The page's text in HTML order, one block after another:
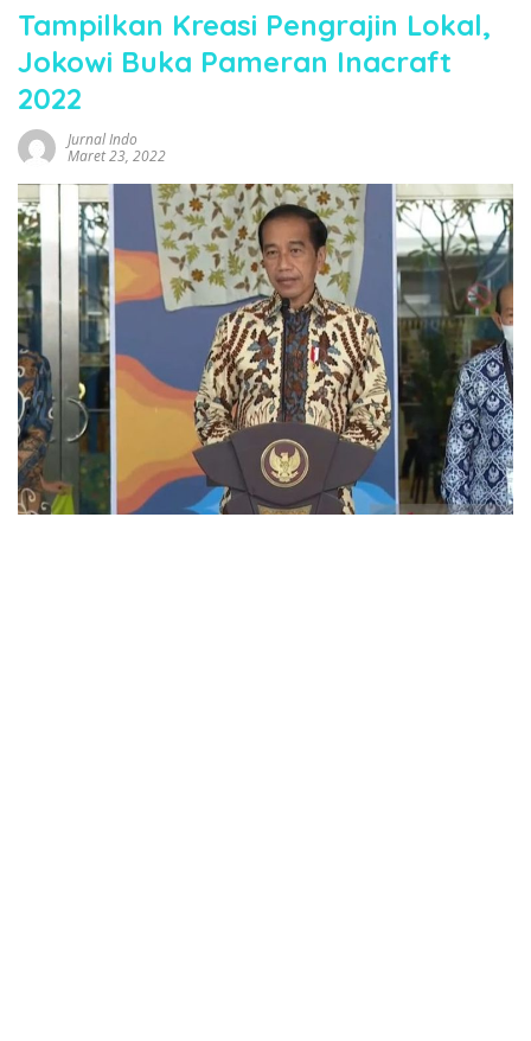
Tampilkan Kreasi Pengrajin Lokal,
Jokowi Buka Pameran Inacraft
2022
Jurnal Indo
Maret 23, 2022